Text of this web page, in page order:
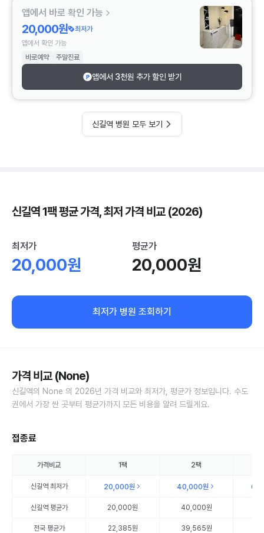
앱에서 바로 확인 가능
20,000원
최저가
앱에서 확인 가능
바로예약
주말진료
앱에서 3천원 추가 할인 받기
신길역 병원 모두 보기
신길역 1팩 평균 가격, 최저 가격 비교 (2026)
최저가
20,000원
평균가
20,000원
최저가 병원 조회하기
가격 비교 (None)
신길역의 None 의 2026년 가격 비교와 최저가, 평균가 정보입니다. 수도
권에서 가장 싼 곳부터 평균가까지 모든 비용을 알려 드릴게요.
접종료
가격비교 1팩 2팩
신길역최저가 20,000원 40,000원
신길역평균가 20,000원 40,000원
전국 평균가 22,385원 39,565원